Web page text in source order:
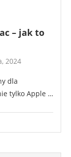
– jak to
2024
dla
tylko Apple …